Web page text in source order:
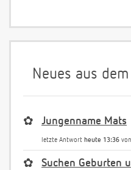
Neues aus
✿ Jungenname Mats
letzte Antwort heute 13:36 von
✿
Suchen Geburten